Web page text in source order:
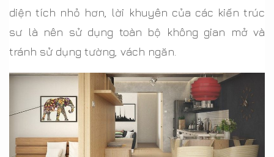
diện tích nhỏ hơn, lời khuyên của các kiến trúc
sư là nên sử dụng toàn bộ không gian mở và
tránh sử dụng tường, vách ngăn.